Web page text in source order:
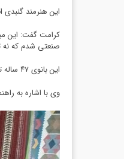
این هنرمند
کرامت گفت: این
صنعتی شدم که نه
این بانوی ۴۷ ساله ترکمن افزود: با تولد فرزندانم کارمان روز به روز رونق گرفت و اکنون داماد اولم در کنار همسرم مشغول به فعالیت هست.
وی با اشاره به